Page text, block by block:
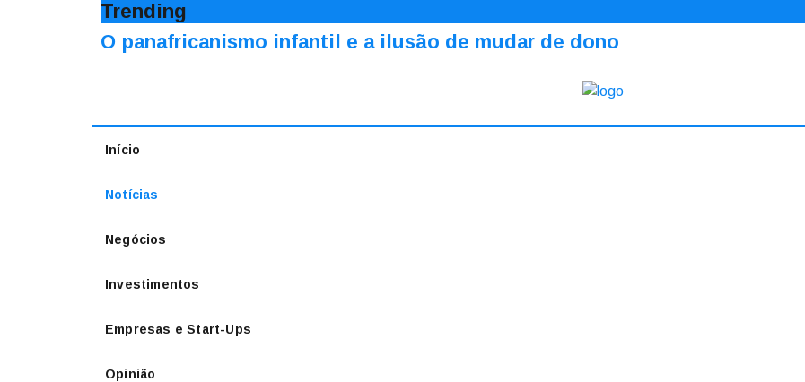
Trending
O panafricanismo infantil e a ilusão de mudar de dono
Início
Notícias
Negócios
Investimentos
Empresas e Start-Ups
Opinião